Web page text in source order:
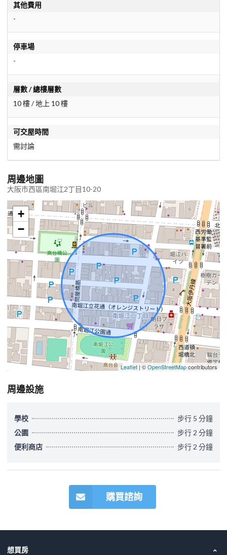
其他費用
-
停車場
-
層數 / 總樓層數
10 樓 / 地上 10 樓
可交屋時間
需討論
周邊地圖
大阪市西區南堀江2丁目10-20
+
−
Leaflet | ©OpenStreetMapcontributors
周邊設施
學校
步行 5 分鐘
公園
步行 2 分鐘
便利商店
步行 2 分鐘
購買諮詢
想買房